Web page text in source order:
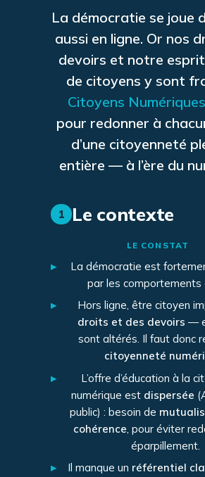
La démocratie se joue
aussi en ligne. Or nos
devoirs et notre
de citoyens y sont
Citoyens Numériques
pour redonner à
d’une citoyenneté
entière — à l’ère du
1 Le contexte
LE CONSTAT
▸
La démocratie est
par les comportements
▸
Hors ligne, être citoyen
droits et des devoirs —
sont altérés. Il faut donc
citoyenneté
▸
L’offre d’éducation à la
numérique est dispersée
public) : besoin de
cohérence, pour éviter
éparpillement.
▸
Il manque un référentiel